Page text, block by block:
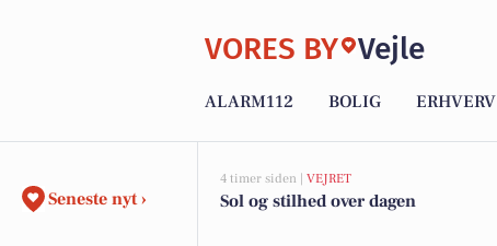
VORES BY Vejle
ALARM112 BOLIG ERHVERV
Seneste nyt ›
4 timer siden | VEJRET
Sol og stilhed over dagen